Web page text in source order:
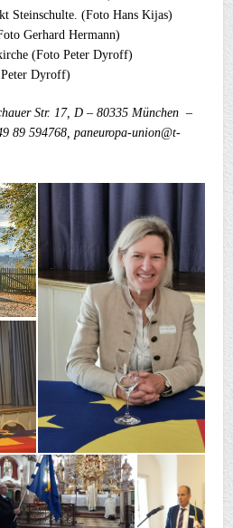
Steinschulte. (Foto Hans Kijas)
Gerhard Hermann)
(Foto Peter Dyroff)
Dyroff)
Str. 17, D – 80335 München –
89 594768, paneuropa-union@t-